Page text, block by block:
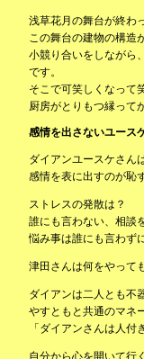
浅草花月の舞台が終わ
この舞台の建物の構造
小競り合いをしながら
です。
そこで可笑しくなって
厨房がとりもつ縁って
感情を出さないユー
ダイアンユースケさん
感情を表に出すのが恥
ストレスの発散は？
誰にも言わない、相談
悩み事は誰にも言わず
津田さんは何をやって
ダイアンは二人とも不
やすともと共通のマネ
「ダイアンさんは人付
自分から心を開いて行